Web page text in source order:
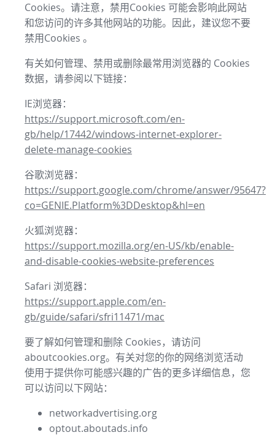
Cookies。请注意，禁用Cookies 可能会影响此网站
和您访问的许多其他网站的功能。因此，建议您不要
禁用Cookies 。
有关如何管理、禁用或删除最常用浏览器的 Cookies
数据，请参阅以下链接：
IE浏览器：
https://support.microsoft.com/en-
gb/help/17442/windows-internet-explorer-
delete-manage-cookies
谷歌浏览器：
https://support.google.com/chrome/answer/95647?
co=GENIE.Platform%3DDesktop&hl=en
火狐浏览器：
https://support.mozilla.org/en-US/kb/enable-
and-disable-cookies-website-preferences
Safari 浏览器：
https://support.apple.com/en-
gb/guide/safari/sfri11471/mac
要了解如何管理和删除 Cookies，请访问
aboutcookies.org。有关对您的你的网络浏览活动
使用于提供你可能感兴趣的广告的更多详细信息，您
可以访问以下网站：
networkadvertising.org
optout.aboutads.info